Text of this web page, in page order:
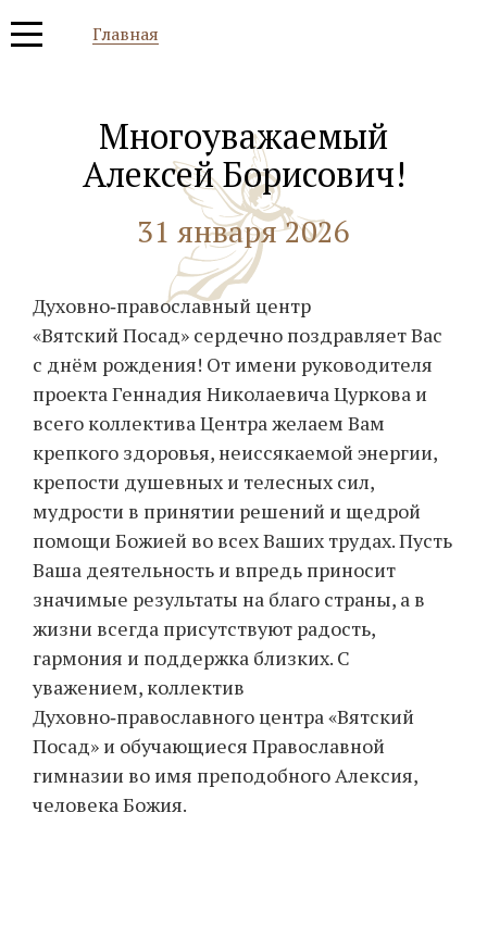
Главная
Многоуважаемый
Алексей Борисович!
31 января 2026
Духовно‑православный центр
«Вятский Посад» сердечно поздравляет Вас
с днём рождения! От имени руководителя
проекта Геннадия Николаевича Цуркова и
всего коллектива Центра желаем Вам
крепкого здоровья, неиссякаемой энергии,
крепости душевных и телесных сил,
мудрости в принятии решений и щедрой
помощи Божией во всех Ваших трудах. Пусть
Ваша деятельность и впредь приносит
значимые результаты на благо страны, а в
жизни всегда присутствуют радость,
гармония и поддержка близких. С
уважением, коллектив
Духовно‑православного центра «Вятский
Посад» и обучающиеся Православной
гимназии во имя преподобного Алексия,
человека Божия.